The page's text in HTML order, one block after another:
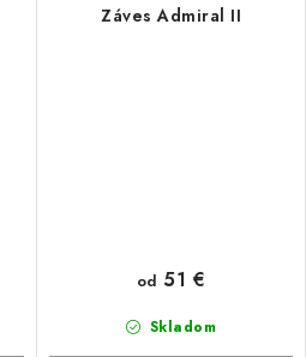
Záves Admiral II
Skladom
od 51 €